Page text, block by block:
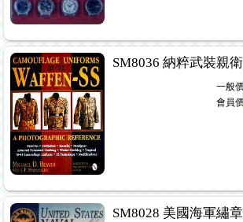
SM8036 納粹武裝親
一般
會員
SM8028 美國海軍繡